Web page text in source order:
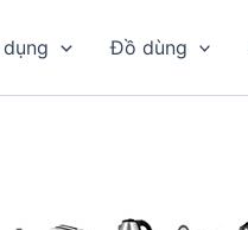
Đồ dùng